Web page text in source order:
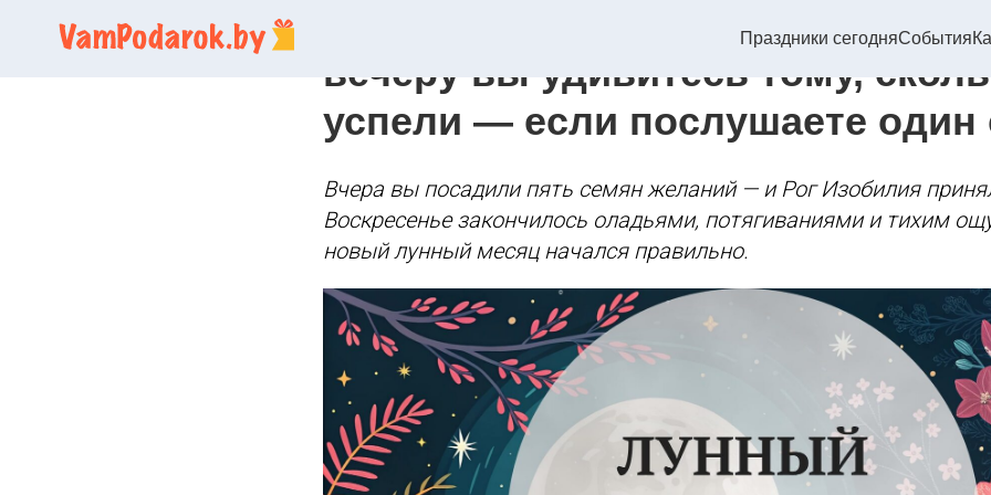
Праздники сегодняСобытия
Лунный календарь на 18 мая
вечеру вы удивитесь тому,
успели — если послушаете один
Вчера вы посадили пять семян желаний — и Рог Изобилия
Воскресенье закончилось оладьями, потягиваниями и тихим
новый лунный месяц начался правильно.